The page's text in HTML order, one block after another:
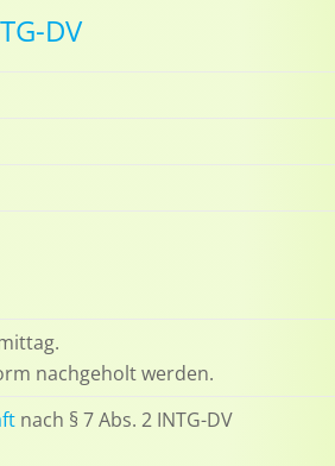
DV
nachgeholt werden.
nach § 7 Abs. 2 INTG-DV